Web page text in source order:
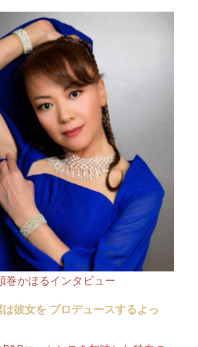
g
g
er
巻かほるインタビュー
は彼女を プロデュースするよっ